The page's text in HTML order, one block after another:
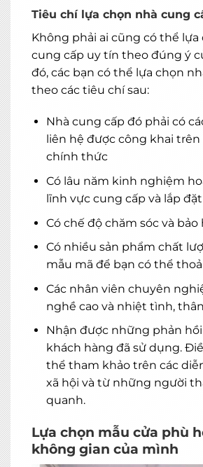
Tiêu chí lựa chọn nhà cung
Không phải ai cũng có thể lựa
cung cấp uy tín theo đúng ý
đó, các bạn có thể lựa chọn
theo các tiêu chí sau:
Nhà cung cấp đó phải có
liên hệ được công khai
chính thức
Có lâu năm kinh nghiệm
lĩnh vực cung cấp và lắp
Có chế độ chăm sóc và
Có nhiều sản phẩm chất
mẫu mã để bạn có thể
Các nhân viên chuyên
nghề cao và nhiệt tình,
Nhận được những phản
khách hàng đã sử dụng.
thể tham khảo trên các
xã hội và từ những người
quanh.
Lựa chọn mẫu cửa phù
không gian của mình